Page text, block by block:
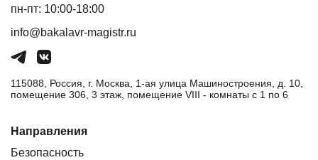
пн-пт: 10:00-18:00
info@bakalavr-magistr.ru
115088, Россия, г. Москва, 1-ая улица Машиностроения, д. 10,
помещение 306, 3 этаж, помещение VIII - комнаты с 1 по 6
Направления
Безопасность